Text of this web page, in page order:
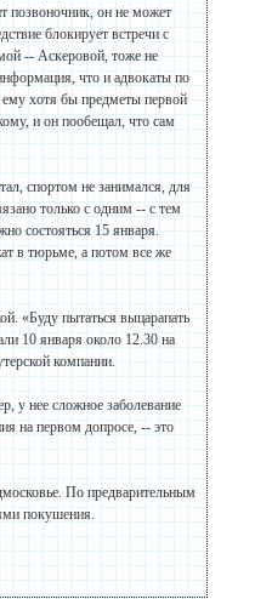
позвоночник, он не может
блокирует встречи с
-- Аскеровой, тоже не
что и адвокаты по
хотя бы предметы первой
и он пообещал, что сам
спортом не занимался, для
только с одним -- с тем
состояться 15 января.
в тюрьме, а потом все же
«Буду пытаться выцарапать
10 января около 12.30 на
компании.
у нее сложное заболевание
на первом допросе, -- это
По предварительным
покушения.